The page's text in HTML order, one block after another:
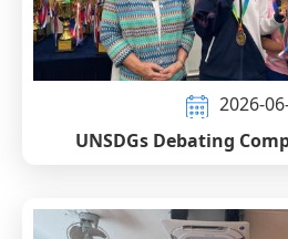
2026-
UNSDGs Debating